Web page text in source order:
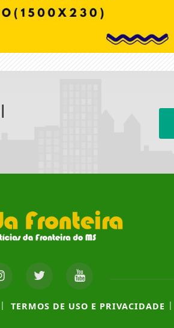
| TERMOS DE USO E PRIVACIDADE |